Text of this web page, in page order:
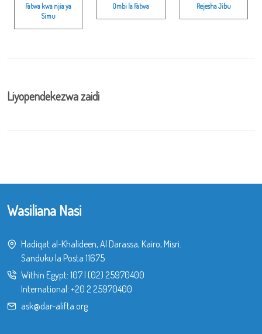
Fatwa kwa njia ya
Simu
Ombi la Fatwa Rejesha Jibu
Liyopendekezwa zaidi
Wasiliana Nasi
Hadiqat al-Khalideen, Al Darassa, Kairo, Misri.
Sanduku la Posta 11675
Within Egypt: 107| (02) 25970400
International: +20 2 25970400
ask@dar-alifta.org